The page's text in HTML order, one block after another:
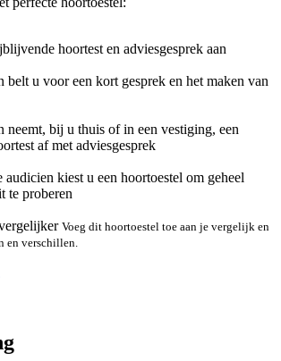
hoortest en adviesgesprek aan
belt u voor een kort gesprek en het maken van
neemt, bij u thuis of in een vestiging, een
af met adviesgesprek
audicien kiest u een hoortoestel om geheel
te proberen
Voeg dit hoortoestel toe aan je vergelijk en
en verschillen.